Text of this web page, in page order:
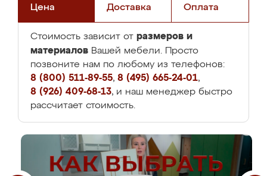
Цена Доставка Оплата
Стоимость зависит от размеров и
материалов Вашей мебели. Просто
позвоните нам по любому из телефонов:
8 (800) 511-89-55, 8 (495) 665-24-01,
8 (926) 409-68-13, и наш менеджер быстро
рассчитает стоимость.